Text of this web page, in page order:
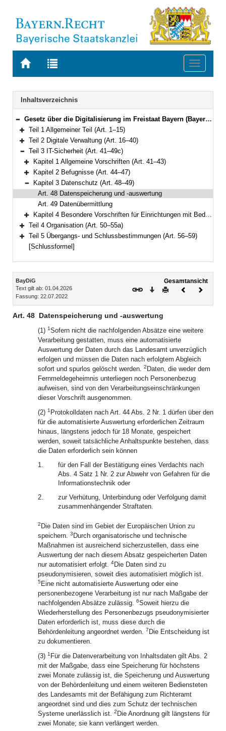
Zur
BAYERN.RECHT
Zur
letzten
Suche
Toggle
Navigation
Inhaltsverzeichnis
Bereich reduzieren
Gesetz über die Digitalisierung im Freistaat Bayern (Bayerisches Digitalgesetz – BayDiG) Vom 22. Juli 2022 (GVBl. S. 374) BayRS 206-1-D (Art. 1–59)
Bereich erweitern
Teil 1 Allgemeiner Teil (Art. 1–15)
Bereich erweitern
Teil 2 Digitale Verwaltung (Art. 16–40)
Bereich reduzieren
Teil 3 IT-Sicherheit (Art. 41–49c)
Bereich erweitern
Kapitel 1 Allgemeine Vorschriften (Art. 41–43)
Bereich erweitern
Kapitel 2 Befugnisse (Art. 44–47)
Bereich reduzieren
Kapitel 3 Datenschutz (Art. 48–49)
Art. 48 Datenspeicherung und -auswertung
Art. 49 Datenübermittlung
Bereich erweitern
Kapitel 4 Besondere Vorschriften für Einrichtungen mit Bedeutung für den Binnenmarkt (Art. 49a–49c)
Bereich erweitern
Teil 4 Organisation (Art. 50–55a)
Bereich erweitern
Teil 5 Übergangs- und Schlussbestimmungen (Art. 56–59)
[Schlussformel]
Inhalt
BayDiG
Text gilt ab: 01.04.2026
Fassung: 22.07.2022
Gesamtansicht
Download
DruckenVorheriges
Art. 48 Datenspeicherung und -auswertung
(1) 1Sofern nicht die nachfolgenden Absätze eine weitere
Verarbeitung gestatten, muss eine automatisierte
Auswertung der Daten durch das Landesamt unverzüglich
erfolgen und müssen die Daten nach erfolgtem Abgleich
sofort und spurlos gelöscht werden. 2 Daten, die weder dem
Fernmeldegeheimnis unterliegen noch Personenbezug
aufweisen, sind von den Verarbeitungseinschränkungen
dieser Vorschrift ausgenommen.
(2) 1 Protokolldaten nach Art. 44 Abs. 2 Nr. 1 dürfen über den
für die automatisierte Auswertung erforderlichen Zeitraum
hinaus, längstens jedoch für 18 Monate, gespeichert
werden, soweit tatsächliche Anhaltspunkte bestehen, dass
die Daten erforderlich sein können
1.
für den Fall der Bestätigung eines Verdachts nach
Abs. 4 Satz 1 Nr. 2 zur Abwehr von Gefahren für die
Informationstechnik oder
2.
zur Verhütung, Unterbindung oder Verfolgung damit
zusammenhängender Straftaten.
2 Die Daten sind im Gebiet der Europäischen Union zu
speichern. 3 Durch organisatorische und technische
Maßnahmen ist ausreichend sicherzustellen, dass eine
Auswertung der nach diesem Absatz gespeicherten Daten
nur automatisiert erfolgt. 4Die Daten sind zu
pseudonymisieren, soweit dies automatisiert möglich ist.
5 Eine nicht automatisierte Auswertung oder eine
personenbezogene Verarbeitung ist nur nach Maßgabe der
nachfolgenden Absätze zulässig. 6Soweit hierzu die
Wiederherstellung des Personenbezugs pseudonymisierter
Daten erforderlich ist, muss diese durch die
Behördenleitung angeordnet werden. 7 Die Entscheidung ist
zu dokumentieren.
(3) 1 Für die Datenverarbeitung von Inhaltsdaten gilt Abs. 2
mit der Maßgabe, dass eine Speicherung für höchstens
zwei Monate zulässig ist, die Speicherung und Auswertung
von der Behördenleitung und einem weiteren Bediensteten
des Landesamts mit der Befähigung zum Richteramt
angeordnet sind und dies zum Schutz der technischen
Systeme unerlässlich ist. 2 Die Anordnung gilt längstens für
zwei Monate; sie kann verlängert werden.